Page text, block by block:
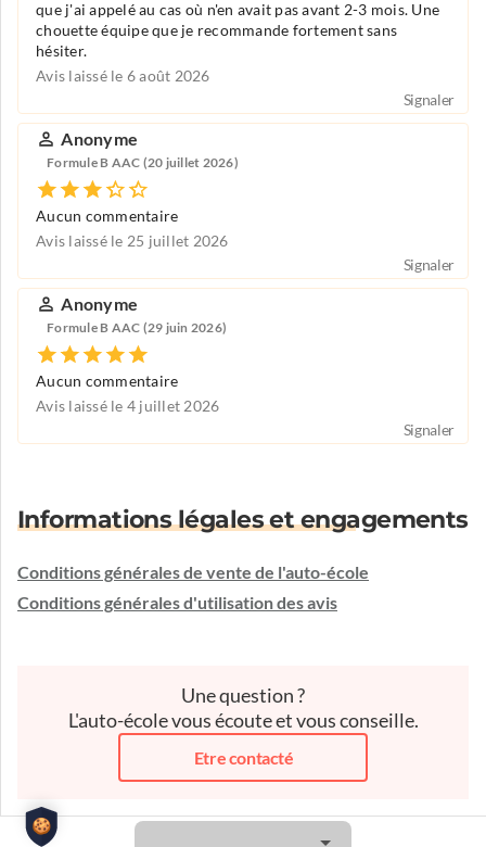
que j'ai appelé au cas où n'en avait pas avant 2-3 mois. Une
chouette équipe que je recommande fortement sans
hésiter.
Avis laissé le 6 août 2026
Signaler
Anonyme
Formule B AAC (20 juillet 2026)
Aucun commentaire
Avis laissé le 25 juillet 2026
Signaler
Anonyme
Formule B AAC (29 juin 2026)
Aucun commentaire
Avis laissé le 4 juillet 2026
Signaler
Informations légales et engagements
Conditions générales de vente de l'auto-école
Conditions générales d'utilisation des avis
Une question ?
L'auto-école vous écoute et vous conseille.
Etre contacté